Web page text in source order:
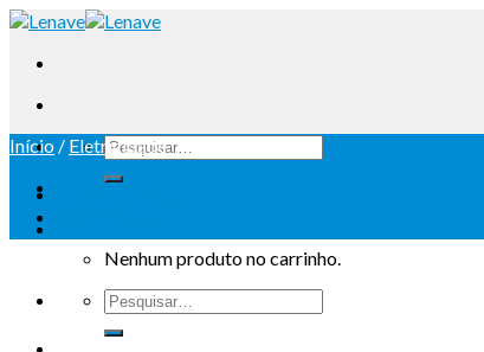
Nenhum produto no carrinho.
Início / Eletricidade